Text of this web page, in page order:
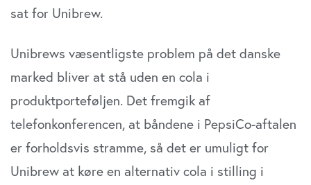
sat for Unibrew.
Unibrews væsentligste problem på det danske
marked bliver at stå uden en cola i
produktporteføljen. Det fremgik af
telefonkonferencen, at båndene i PepsiCo-aftalen
er forholdsvis stramme, så det er umuligt for
Unibrew at køre en alternativ cola i stilling i